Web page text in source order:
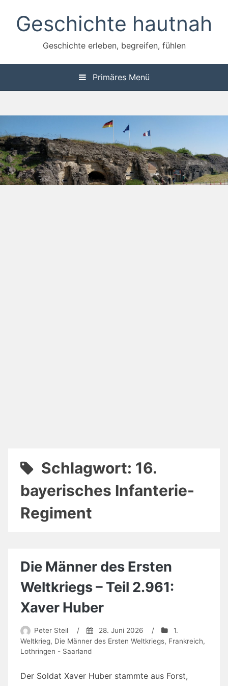
Inhalt
springenGeschichte hautnah
Geschichte erleben, begreifen, fühlen
Primäres Menü
Schlagwort: 16.
bayerisches Infanterie-
Regiment
Die Männer des Ersten
Weltkriegs – Teil 2.961:
Xaver Huber
Peter Steil / 28. Juni 2026 /
1.
Weltkrieg, Die Männer des Ersten Weltkriegs, Frankreich,
Lothringen - Saarland
Der Soldat Xaver Huber stammte aus Forst,